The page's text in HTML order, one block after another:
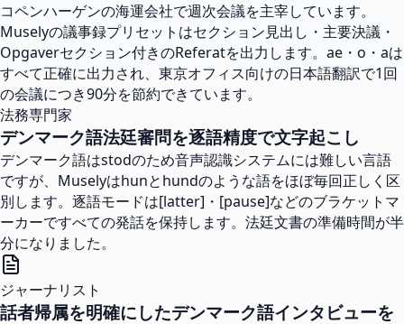
コペンハーゲンの海運会社で週次会議を主宰しています。
Muselyの議事録プリセットはセクション見出し・主要決議・
Opgaverセクション付きのReferatを出力します。ae・o・aは
すべて正確に出力され、東京オフィス向けの日本語翻訳で1回
の会議につき90分を節約できています。
法務専門家
デンマーク語法廷審問を逐語精度で文字起こし
デンマーク語はstodのため音声認識システムには難しい言語
ですが、Muselyはhunとhundのような語をほぼ毎回正しく区
別します。逐語モードは[latter]・[pause]などのブラケットマ
ーカーですべての発話を保持します。法廷文書の準備時間が半
分になりました。
ジャーナリスト
話者帰属を明確にしたデンマーク語インタビューを